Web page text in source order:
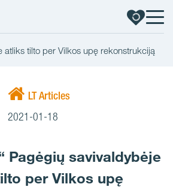
atliks tilto per Vilkos upę rekonstrukciją
LT Articles
2021-01-18
Pagėgių savivaldybėje
per Vilkos upę